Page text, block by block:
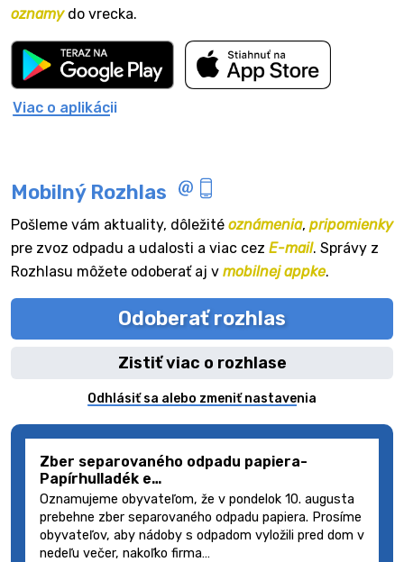
oznamydo vrecka.
Viac o aplikácii
Mobilný Rozhlas
Pošleme vám aktuality, dôležité oznámenia, pripomienky
pre zvoz odpadu a udalosti a viac cez E-mail. Správy z
Rozhlasu môžete odoberať aj v mobilnej appke.
Odoberať rozhlas
Zistiť viac o rozhlase
Odhlásiť sa alebo zmeniť nastavenia
Zber separovaného odpadu papiera-
Papírhulladék e…
Oznamujeme obyvateľom, že v pondelok 10. augusta
prebehne zber separovaného odpadu papiera. Prosíme
obyvateľov, aby nádoby s odpadom vyložili pred dom v
nedeľu večer, nakoľko firma…